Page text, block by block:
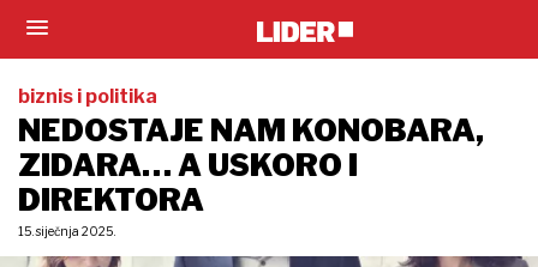
biznis i politika
NEDOSTAJE NAM KONOBARA,
ZIDARA… A USKORO I
DIREKTORA
15. siječnja 2025.